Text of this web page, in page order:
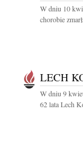
W dniu 10
chorobie
LECH
W dniu 9
62 lata Lech